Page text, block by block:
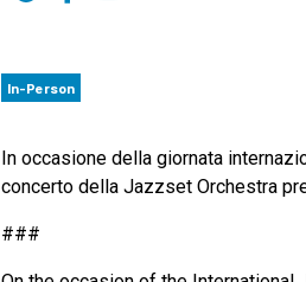
In-Person
In occasione della giornata
concerto della Jazzset Orchestra
###